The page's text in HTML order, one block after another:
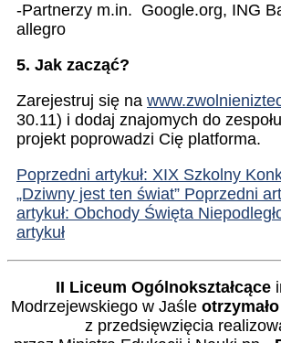
-Partnerzy m.in. Google.org, ING
allegro
5. Jak zacząć?
Zarejestruj się na
30.11) i dodaj znajomych do
projekt poprowadzi Cię platforma.
Poprzedni artykuł: XIX Szkolny
„Dziwny jest ten świat” Poprzedni
artykuł: Obchody Święta
artykuł
II Liceum Ogólnokształcące
Modrzejewskiego w Jaśle
z przedsięwzięcia